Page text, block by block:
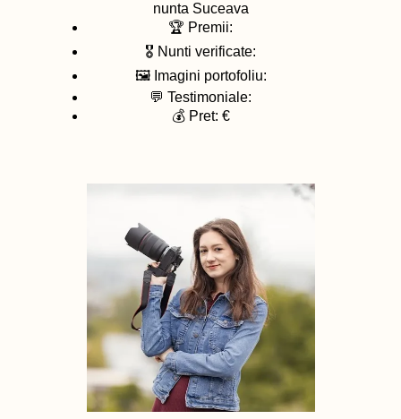
nunta Suceava
🏆 Premii:
🎖️ Nunti verificate:
🖼️ Imagini portofoliu:
💬 Testimoniale:
💰 Pret: €